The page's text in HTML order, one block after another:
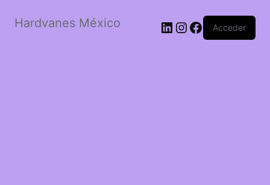
Hardvanes México LinkedIn
Instagram
Facebook
Acceder